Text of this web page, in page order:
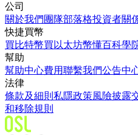
公司
關於我們 團隊部落格投資者關
快捷買幣
買比特幣買以太坊幣懂百科學
幫助
幫助中心費用聯繫我們公告中
法律
條款及細則 私隱政策風險披露
和移除規則